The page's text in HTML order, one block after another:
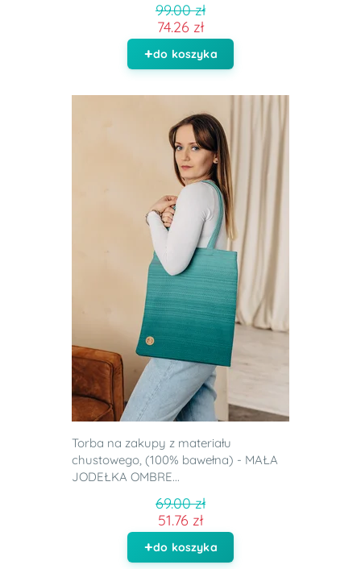
99.00 zł
74.26 zł
do koszyka
Torba na zakupy z materiału
chustowego, (100% bawełna) - MAŁA
JODEŁKA OMBRE...
69.00 zł
51.76 zł
do koszyka